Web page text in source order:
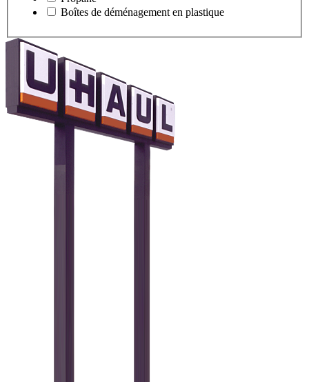
Boîtes de déménagement en plastique